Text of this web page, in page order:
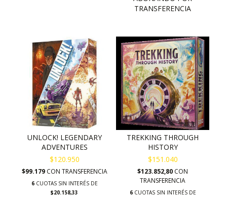
UNLOCK! LEGENDARY
ADVENTURES
$120.950
$99.179 CON TRANSFERENCIA
6CUOTAS SIN INTERÉS DE
$20.158,33
TREKKING THROUGH
HISTORY
$151.040
$123.852,80 CON
TRANSFERENCIA
6CUOTAS SIN INTERÉS DE